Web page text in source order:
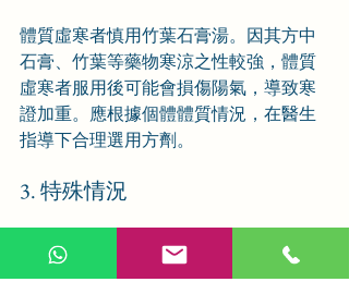
體質虛寒者慎用竹葉石膏湯。因其方中
石膏、竹葉等藥物寒涼之性較強，體質
虛寒者服用後可能會損傷陽氣，導致寒
證加重。應根據個體體質情況，在醫生
指導下合理選用方劑。
3. 特殊情況
孕婦、哺乳期婦女及兒童使用竹葉石膏
湯時，應特別謹慎，必須在醫生的指導